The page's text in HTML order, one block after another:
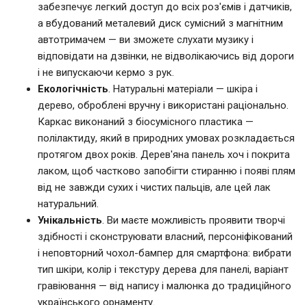
забезпечує легкий доступ до всіх роз'ємів і датчиків,
а вбудований металевий диск сумісний з магнітним
автотримачем — ви зможете слухати музику і
відповідати на дзвінки, не відволікаючись від дороги
і не випускаючи кермо з рук.
Екологічність. Натуральні матеріали — шкіра і
дерево, оброблені вручну і використані раціонально.
Каркас виконаний з біосумісного пластика —
полілактиду, який в природних умовах розкладається
протягом двох років. Дерев'яна панель хоч і покрита
лаком, щоб частково запобігти стиранню і появі плям
від не завжди сухих і чистих пальців, але цей лак
натуральний.
Унікальність. Ви маєте можливість проявити творчі
здібності і сконструювати власний, персоніфікований
і неповторний чохол-бампер для смартфона: вибрати
тип шкіри, колір і текстуру дерева для панелі, варіант
гравіювання — від напису і малюнка до традиційного
українського орнаменту.